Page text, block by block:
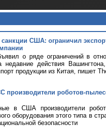
санкции США: ограничил
о ряде ограничений в
недавние действия
продукции из Китая, пишет
производители роботов-
в США производители
оборудования этого типа в
безопасности